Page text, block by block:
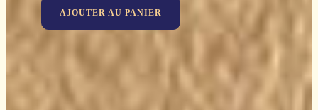
AJOUTER AU PANIER